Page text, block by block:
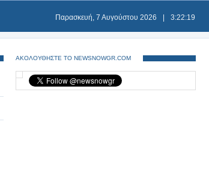
Παρασκευή, 7 Αυγούστου 2026 3:22:19
ΑΚΟΛΟΥΘΗΣΤΕ ΤΟ NEWSNOWGR.COM